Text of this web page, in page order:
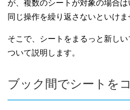
が、複数のシートが対象の場合
同じ操作を繰り返さないといけま
そこで、シートをまるっと新し
ついて説明します。
ブック間でシートを